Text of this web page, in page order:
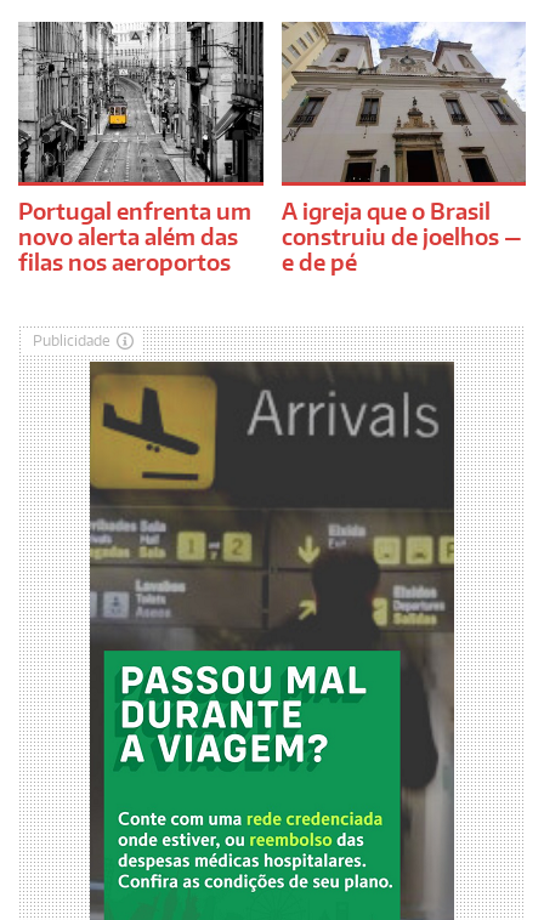
Portugal enfrenta um
novo alerta além das
filas nos aeroportos
A igreja que o Brasil
construiu de joelhos —
e de pé
Publicidade